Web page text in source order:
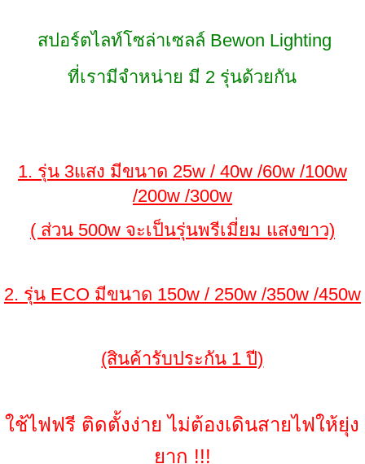
สปอร์ตไลท์โซล่าเซลล์ Bewon Lighting
ที่เรามีจำหน่าย มี 2 รุ่นด้วยกัน
1. รุ่น 3แสง มีขนาด 25w / 40w /60w /100w
/200w /300w
( ส่วน 500w จะเป็นรุ่นพรีเมี่ยม แสงขาว)
2. รุ่น ECO มีขนาด 150w / 250w /350w /450w
(สินค้ารับประกัน 1 ปี)
ใช้ไฟฟรี ติดตั้งง่าย ไม่ต้องเดินสายไฟให้ยุ่ง
ยาก !!!